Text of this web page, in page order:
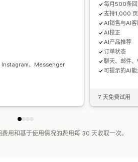
Instagram、Messenger
每月500条
支持1,000 页
AI销售与AI
AI校正
AI产品推荐
订单状态
聊天、邮件
可提示的AI
7 天免费试用
用和基于使用情况的费用每 30 天收取一次。